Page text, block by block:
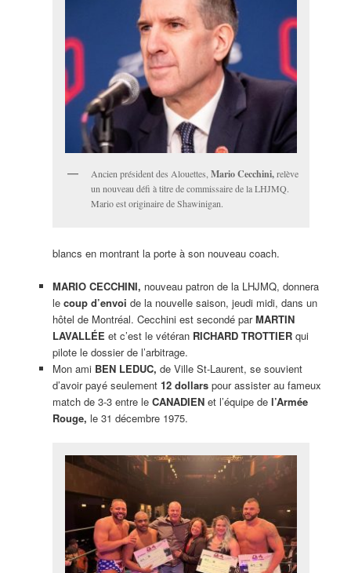
Ancien président des Alouettes,Mario Cecchini,relève
un nouveau défi à titre de commissaire de la LHJMQ.
Mario est originaire de Shawinigan.
blancs en montrant la porte à son nouveau coach.
MARIO CECCHINI, nouveau patron de la LHJMQ, donnera
le coup d’envoi de la nouvelle saison, jeudi midi, dans un
hôtel de Montréal. Cecchini est secondé parMARTIN
LAVALLÉE et c’est le vétéran RICHARD TROTTIERqui
pilote le dossier de l’arbitrage.
Mon ami BEN LEDUC, de Ville St-Laurent, se souvient
d’avoir payé seulement 12 dollarspour assister au fameux
match de 3-3 entre le CANADIENet l’équipe de l’Armée
Rouge, le 31 décembre 1975.